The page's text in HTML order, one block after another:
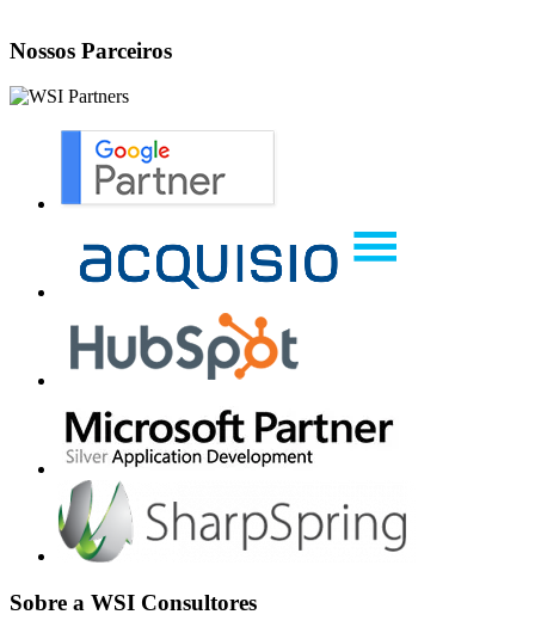
Nossos Parceiros
Sobre a WSI Consultores